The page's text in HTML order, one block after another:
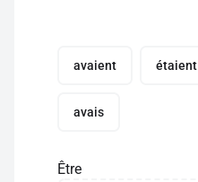
avaient étaient
avais
Être